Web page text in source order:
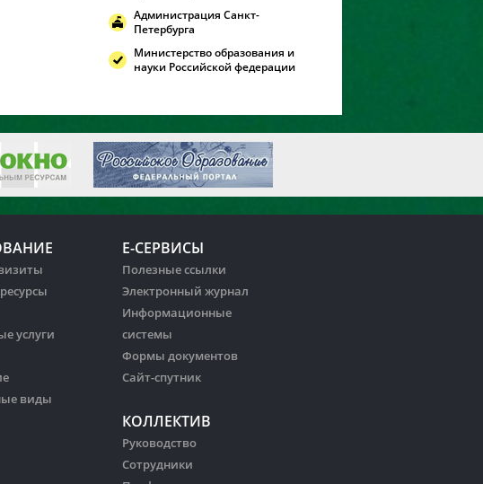
Администрация Санкт-
Петербурга
Министерство образования и
науки Российской федерации
услуги
виды
Е-СЕРВИСЫ
Полезные ссылки
Электронный журнал
Информационные
системы
Формы документов
Сайт-спутник
КОЛЛЕКТИВ
Руководство
Сотрудники